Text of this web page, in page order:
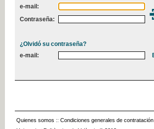
e-mail:
Contraseña:
¿Olvidó su contraseña?
e-mail:
Quienes somos :: Condiciones generales de contratación